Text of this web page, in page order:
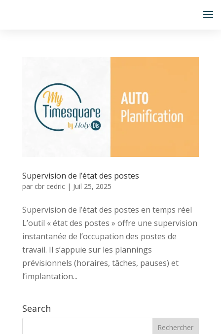
Supervision de l’état des postes
par cbr cedric| Juil 25, 2025
Supervision de l’état des postes en temps réel
L’outil « état des postes » offre une supervision
instantanée de l’occupation des postes de
travail. Il s’appuie sur les plannings
prévisionnels (horaires, tâches, pauses) et
l’implantation...
Search